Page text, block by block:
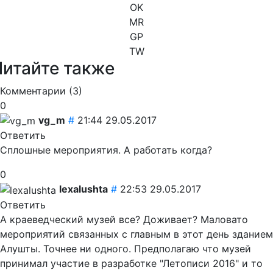
OK
MR
GP
TW
также
Комментарии (3)
0
vg_m # 21:44 29.05.2017
Ответить
Сплошные мероприятия. А работать когда?
0
lexalushta # 22:53 29.05.2017
Ответить
А краеведческий музей все? Доживает? Маловато
мероприятий связанных с главным в этот день зданием
Алушты. Точнее ни одного. Предполагаю что музей
принимал участие в разработке "Летописи 2016" и то